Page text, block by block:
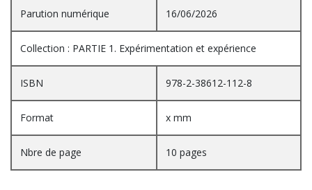
Parution numérique 16/06/2026
Collection : PARTIE 1. Expérimentation et expérience
ISBN 978-2-38612-112-8
Format x mm
Nbre de page 10 pages